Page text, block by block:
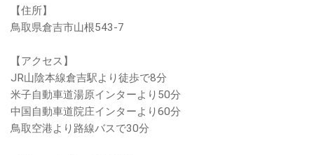
【住所】
鳥取県倉吉市山根543-7
【アクセス】
JR山陰本線倉吉駅より徒歩で8分
米子自動車道湯原インターより50分
中国自動車道院庄インターより60分
鳥取空港より路線バスで30分